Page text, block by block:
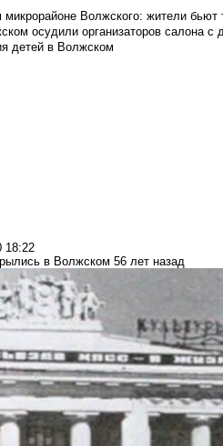
Волжского: жители бьют
осудили организаторов салона с
детей в Волжском
18:22
в Волжском 56 лет назад